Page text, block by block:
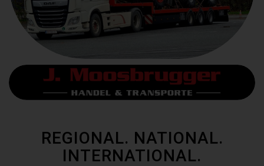
REGIONAL. NATIONAL.
INTERNATIONAL.